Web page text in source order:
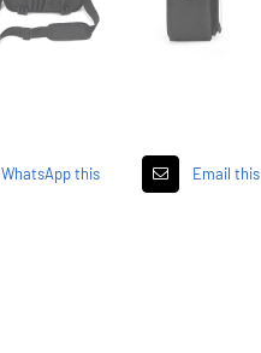
WhatsApp this Email this